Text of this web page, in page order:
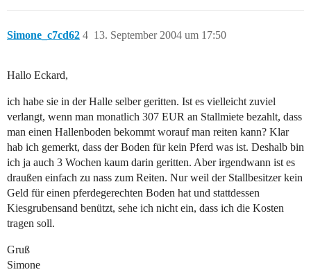
Simone_c7cd62 13. September 2004 um 17:50
4
Hallo Eckard,
ich habe sie in der Halle selber geritten. Ist es vielleicht zuviel
verlangt, wenn man monatlich 307 EUR an Stallmiete bezahlt, dass
man einen Hallenboden bekommt worauf man reiten kann? Klar
hab ich gemerkt, dass der Boden für kein Pferd was ist. Deshalb bin
ich ja auch 3 Wochen kaum darin geritten. Aber irgendwann ist es
draußen einfach zu nass zum Reiten. Nur weil der Stallbesitzer kein
Geld für einen pferdegerechten Boden hat und stattdessen
Kiesgrubensand benützt, sehe ich nicht ein, dass ich die Kosten
tragen soll.
Gruß
Simone